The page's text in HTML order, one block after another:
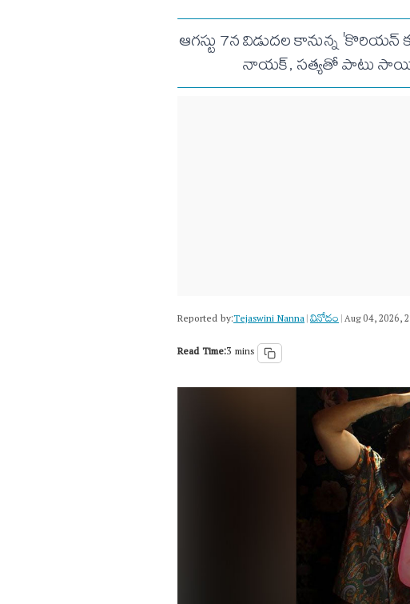
ఆగస్టు 7న విడుదల కానున్న
నాయక్, సత్యతో పాటు సాయి
Reported by:Tejaswini Nanna|వినోదం|Aug 04, 2026,
Read Time:3 mins